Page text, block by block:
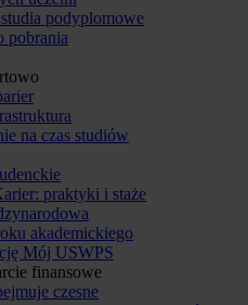
podyplomowe
pobrania
na czas studiów
praktyki i staże
akademickiego
Mój USWPS
finansowe
czesne